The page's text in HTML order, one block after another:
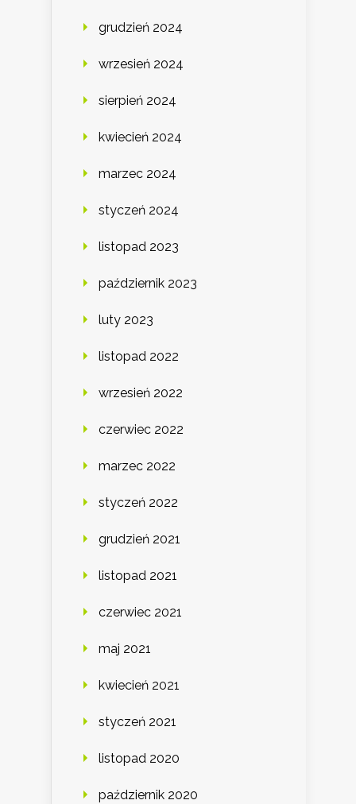
grudzień 2024
wrzesień 2024
sierpień 2024
kwiecień 2024
marzec 2024
styczeń 2024
listopad 2023
październik 2023
luty 2023
listopad 2022
wrzesień 2022
czerwiec 2022
marzec 2022
styczeń 2022
grudzień 2021
listopad 2021
czerwiec 2021
maj 2021
kwiecień 2021
styczeń 2021
listopad 2020
październik 2020